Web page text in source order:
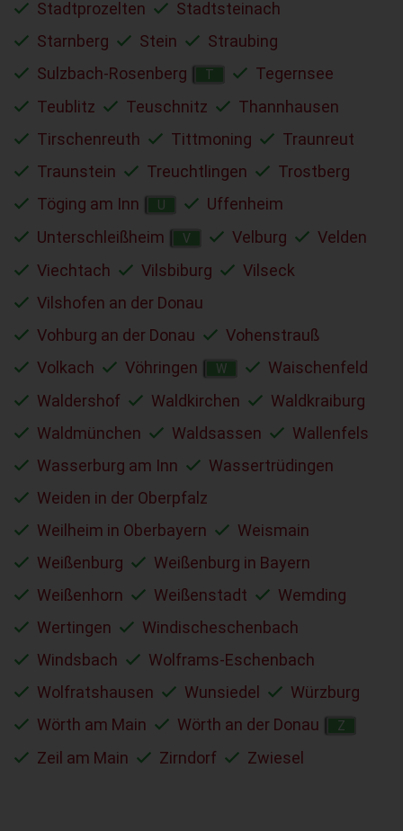
Stadtprozelten
Stadtsteinach
Starnberg
Stein
Straubing
Sulzbach-Rosenberg
T
Tegernsee
Teublitz
Teuschnitz
Thannhausen
Tirschenreuth
Tittmoning
Traunreut
Traunstein
Treuchtlingen
Trostberg
Töging am Inn
U
Uffenheim
Unterschleißheim
V Velburg
Velden
Viechtach
Vilsbiburg
Vilseck
Vilshofen an der Donau
Vohburg an der Donau
Vohenstrauß
Volkach
Vöhringen W
Waischenfeld
Waldershof
Waldkirchen
Waldkraiburg
Waldmünchen
Waldsassen
Wallenfels
Wasserburg am Inn
Wassertrüdingen
Weiden in der Oberpfalz
Weilheim in Oberbayern
Weismain
Weißenburg
Weißenburg in Bayern
Weißenhorn
Weißenstadt
Wemding
Wertingen
Windischeschenbach
Windsbach
Wolframs-Eschenbach
Wolfratshausen
Wunsiedel
Würzburg
Wörth am Main
Wörth an der Donau Z
Zeil am Main Zirndorf Zwiesel